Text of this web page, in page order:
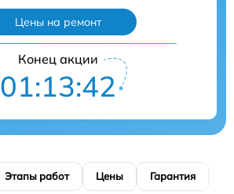
Цены на ремонт
Конец акции
01:13:40
Этапы работ Цены Гарантия